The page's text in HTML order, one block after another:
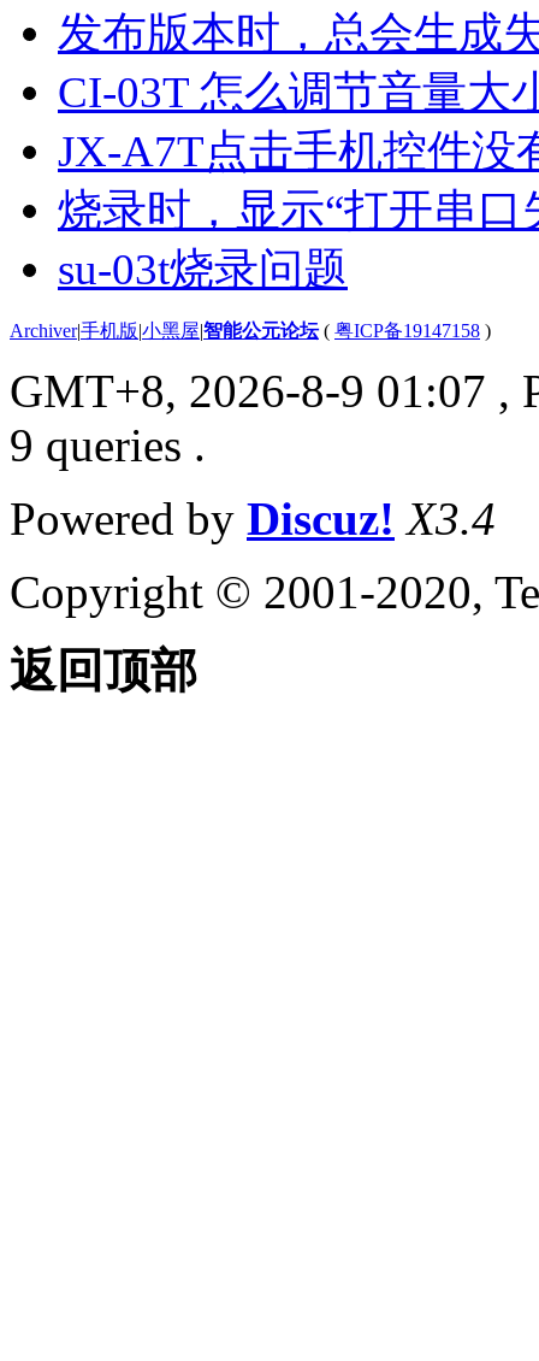
发布版本时，总会生成
CI-03T 怎么调节音量大
JX-A7T点击手机控件没
烧录时，显示“打开串
su-03t烧录问题
Archiver|手机版|小黑屋|智能公元论坛( 粤ICP备19147158 )
GMT+8, 2026-8-9 01:07 ,
9 queries .
Powered by Discuz! X3.4
Copyright © 2001-2020,
返回顶部